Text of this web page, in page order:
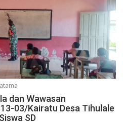
dan Wawasan
03/Kairatu Desa Tihulale
SD